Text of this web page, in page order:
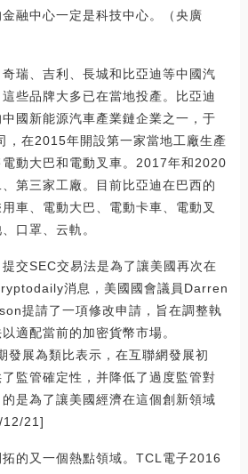
融中心一定是科技中心。（央廣
瑞、吉利、長城和比亞迪等中國汽
些品牌大多已在當地投產。比亞迪
國新能源汽車產業鏈企業之一，于
，在2015年開設第一家當地工廠生產
動大巴和電動叉車。2017年和2020
第三家工廠。目前比亞迪在巴西的
車、電動大巴、電動卡車、電動叉
口罩、云軌。
交SEC交易法是為了讓美國再次在
消息，美國國會議員Darren
提請了一項修改申請，旨在調整執
適配當前的加密貨幣市場。
發展為類比表示，在互聯網發展初
監管確定性，并降低了過度監管對
是為了讓美國經濟在這個創新領域
12/21]
的又一個熱點領域。TCL電子2016